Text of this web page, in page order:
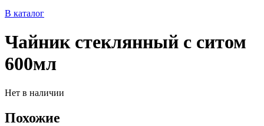
В каталог
Чайник стеклянный с ситом
600мл
Нет в наличии
Похожие